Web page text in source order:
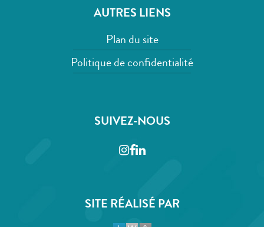
AUTRES LIENS
Plan du site
Politique de confidentialité
SUIVEZ-NOUS
Instagram
Facebook
LinkedIn
SITE RÉALISÉ PAR